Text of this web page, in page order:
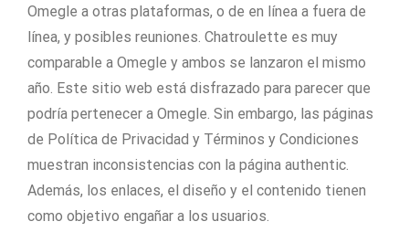
Omegle a otras plataformas, o de en línea a fuera de
línea, y posibles reuniones. Chatroulette es muy
comparable a Omegle y ambos se lanzaron el mismo
año. Este sitio web está disfrazado para parecer que
podría pertenecer a Omegle. Sin embargo, las páginas
de Política de Privacidad y Términos y Condiciones
muestran inconsistencias con la página authentic.
Además, los enlaces, el diseño y el contenido tienen
como objetivo engañar a los usuarios.